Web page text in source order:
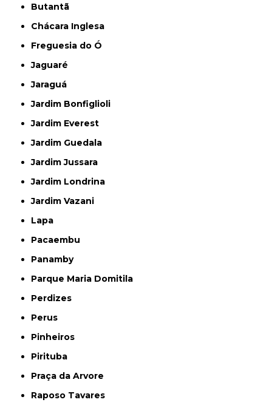
Butantã
Chácara Inglesa
Freguesia do Ó
Jaguaré
Jaraguá
Jardim Bonfiglioli
Jardim Everest
Jardim Guedala
Jardim Jussara
Jardim Londrina
Jardim Vazani
Lapa
Pacaembu
Panamby
Parque Maria Domitila
Perdizes
Perus
Pinheiros
Pirituba
Praça da Arvore
Raposo Tavares